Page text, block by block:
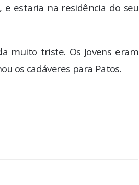
e estaria na residência do seu
muito triste. Os Jovens eram
os cadáveres para Patos.